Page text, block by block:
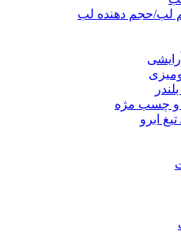
لب/حجم دهنده لب
و چسب مژه
ابرو